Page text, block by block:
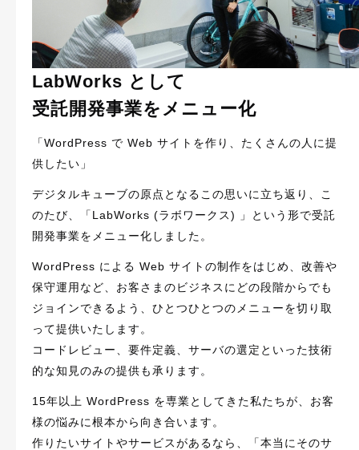
LabWorks として
受託開発事業をメニュー化
「WordPress で Web サイトを作り、たくさんの人に提
供したい」
デジタルキューブの原点となるこの思いに立ち返り、こ
のたび、「LabWorks (ラボワークス) 」という形で受託
開発事業をメニュー化しました。
WordPress による Web サイトの制作をはじめ、改善や
保守運用など、お客さまのビジネスにどの段階からでも
ジョインできるよう、ひとつひとつのメニューを切り取
って提供いたします。
コードレビュー、要件定義、サーバの選定といった技術
的な知見のみの提供も承ります。
15年以上 WordPress を専業としてきた私たちが、お客
様の悩みに根本から向き合います。
作りたいサイトやサービスがあるなら、「本当にそのサ